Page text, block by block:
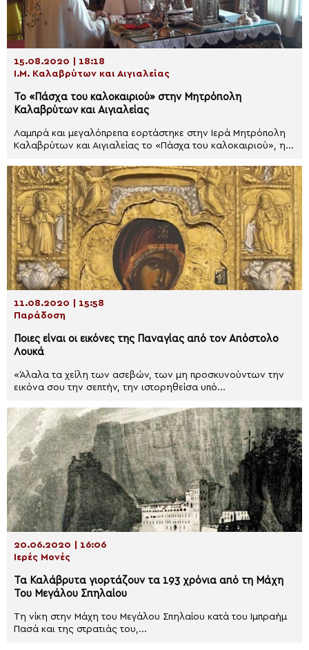
15.08.2020 | 18:18
Ι.Μ. Καλαβρύτων και Αιγιαλείας
Το «Πάσχα του καλοκαιριού» στην Μητρόπολη
Καλαβρύτων και Αιγιαλείας
Λαμπρά και μεγαλόπρεπα εορτάστηκε στην Ιερά Μητρόπολη
Καλαβρύτων και Αιγιαλείας το «Πάσχα του καλοκαιριού», η...
11.08.2020 | 15:58
Παράδοση
Ποιες είναι οι εικόνες της Παναγίας από τον Απόστολο
Λουκά
«Άλαλα τα χείλη των ασεβών, των μη προσκυνούντων την
εικόνα σου την σεπτήν, την ιστορηθείσα υπό...
20.06.2020 | 16:06
Ιερές Μονές
Τα Καλάβρυτα γιορτάζουν τα 193 χρόνια από τη Μάχη
Του Μεγάλου Σπηλαίου
Τη νίκη στην Μάχη του Μεγάλου Σπηλαίου κατά του Ιμπραήμ
Πασά και της στρατιάς του,...